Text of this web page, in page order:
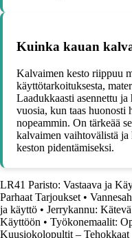
Kuinka kauan
Kalvaimen kesto riippuu
käyttötarkoituksesta,
Laadukkaasti asennettu
vuosia, kun taas huonosti
nopeammin. On tärkeää
kalvaimen vaihtovälistä ja
keston pidentämiseksi.
LR41 Paristo: Vastaava ja
Parhaat Tarjoukset •
ja käyttö • Jerrykannu:
Käyttöön • Työkonemaalit:
Kuusiokolopultit –